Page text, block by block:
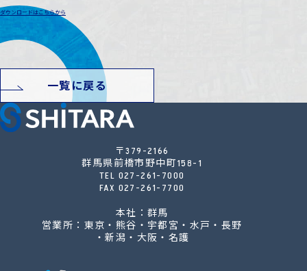
ダウンロードはこちらから
一覧に戻る
〒379-2166
群馬県前橋市野中町158-1
TEL 027-261-7000
FAX 027-261-7700
本社：群馬
営業所：東京・熊谷・宇都宮・水戸・長野
・新潟・大阪・名護